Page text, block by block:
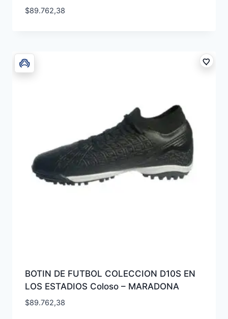
$89.762,38
BOTIN DE FUTBOL COLECCION D10S EN
LOS ESTADIOS Coloso – MARADONA
$89.762,38